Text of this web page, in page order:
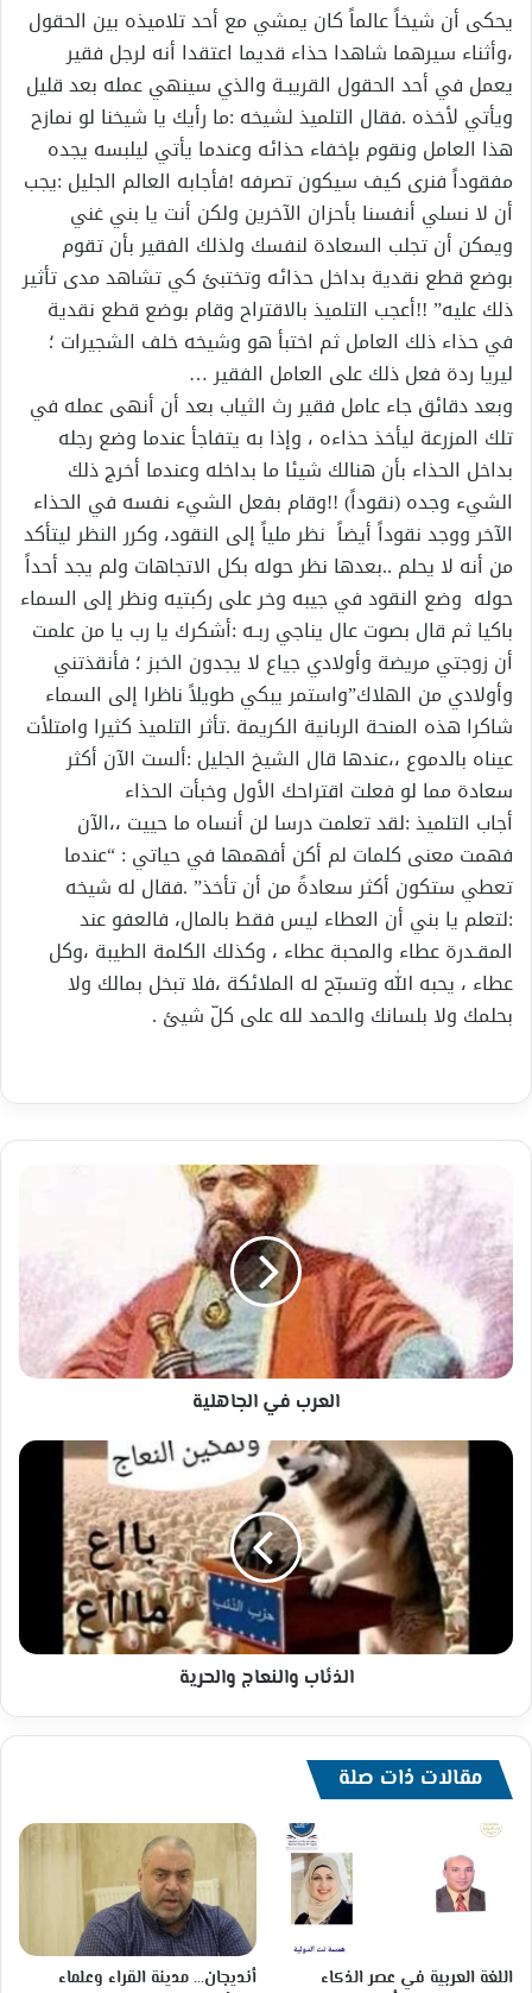
يحكى أن شيخاً عالماً كان يمشي مع أحد تلاميذه بين الحقول
،وأثناء سيرهما شاهدا حذاء قديما اعتقدا أنه لرجل فقير
يعمل في أحد الحقول القريبـة والذي سينهي عمله بعد قليل
ويأتي لأخذه .فقال التلميذ لشيخه :ما رأيك يا شيخنا لو نمازح
هذا العامل ونقوم بإخفاء حذائه وعندما يأتي ليلبسه يجده
مفقوداً فنرى كيف سيكون تصرفه !فأجابه العالم الجليل :يجب
أن لا نسلي أنفسنا بأحزان الآخرين ولكن أنت يا بني غني
ويمكن أن تجلب السعادة لنفسك ولذلك الفقير بأن تقوم
بوضع قطع نقدية بداخل حذائه وتختبئ كي تشاهد مدى تأثير
ذلك عليه” !!أعجب التلميذ بالاقتراح وقام بوضع قطع نقدية
في حذاء ذلك العامل ثم اختبأ هو وشيخه خلف الشجيرات ؛
ليريا ردة فعل ذلك على العامل الفقير …
وبعد دقائق جاء عامل فقير رث الثياب بعد أن أنهى عمله في
تلك المزرعة ليأخذ حذاءه ، وإذا به يتفاجأ عندما وضع رجله
بداخل الحذاء بأن هنالك شيئا ما بداخله وعندما أخرج ذلك
الشيء وجده (نقوداً) !!وقام بفعل الشيء نفسه في الحذاء
الآخر ووجد نقوداً أيضاً نظر ملياً إلى النقود، وكرر النظر ليتأكد
من أنه لا يحلم ..بعدها نظر حوله بكل الاتجاهات ولم يجد أحداً
حوله وضع النقود في جيبه وخر على ركبتيه ونظر إلى السماء
باكيا ثم قال بصوت عال يناجي ربـه :أشكرك يا رب يا من علمت
أن زوجتي مريضة وأولادي جياع لا يجدون الخبز ؛ فأنقذتني
وأولادي من الهلاك”واستمر يبكي طويلاً ناظرا إلى السماء
شاكرا هذه المنحة الربانية الكريمة .تأثر التلميذ كثيرا وامتلأت
عيناه بالدموع ،،عندها قال الشيخ الجليل :ألست الآن أكثر
سعادة مما لو فعلت اقتراحك الأول وخبأت الحذاء
أجاب التلميذ :لقد تعلمت درسا لن أنساه ما حييت ،،الآن
فهمت معنى كلمات لم أكن أفهمها في حياتي : “عندما
تعطي ستكون أكثر سعادةً من أن تأخذ” .فقال له شيخه
:لتعلم يا بني أن العطاء ليس فقط بالمال، فالعفو عند
المقـدرة عطاء والمحبة عطاء ، وكذلك الكلمة الطيبة ،وكل
عطاء ، يحبه الله وتسبّح له الملائكة ،فلا تبخل بمالك ولا
بحلمك ولا بلسانك والحمد لله على كلّ شيئ .
في
الجاهلية
العرب في الجاهلية
الذئاب
الذئاب والنعاج والحرية
مقالات ذات صلة
اللغة العربية في عصر الذكاء
أنديجان… مدينة القراء وعلماء